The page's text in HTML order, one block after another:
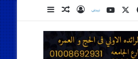
فيسبوك
‫X
‫YouTube
نلضتسجيل الدخول
مقال عشوائي
إضافة عمود